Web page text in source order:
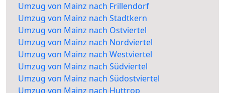
Umzug von Mainz nach Frillendorf
Umzug von Mainz nach Stadtkern
Umzug von Mainz nach Ostviertel
Umzug von Mainz nach Nordviertel
Umzug von Mainz nach Westviertel
Umzug von Mainz nach Südviertel
Umzug von Mainz nach Südostviertel
Umzug von Mainz nach Huttrop